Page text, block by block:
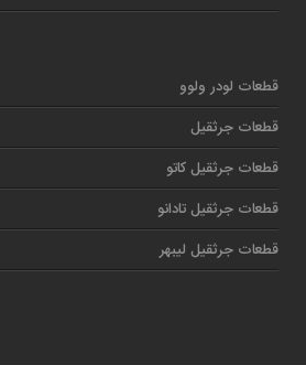
قطعات لودر ولوو
قطعات جرثقیل
قطعات جرثقیل کاتو
قطعات جرثقیل تادانو
قطعات جرثقیل لیبهر